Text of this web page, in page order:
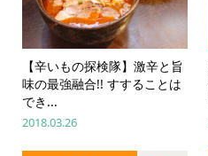
【辛いもの探検隊】激辛と旨
味の最強融合!! すすることは
でき...
2018.03.26